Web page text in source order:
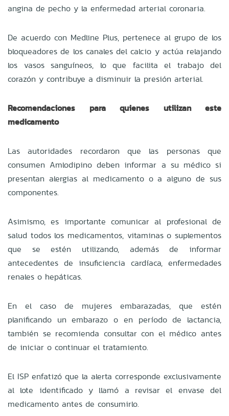
angina de pecho y la enfermedad arterial coronaria.
De acuerdo con Medline Plus, pertenece al grupo de los
bloqueadores de los canales del calcio y actúa relajando
los vasos sanguíneos, lo que facilita el trabajo del
corazón y contribuye a disminuir la presión arterial.
Recomendaciones para quienes utilizan este
medicamento
Las autoridades recordaron que las personas que
consumen Amlodipino deben informar a su médico si
presentan alergias al medicamento o a alguno de sus
componentes.
Asimismo, es importante comunicar al profesional de
salud todos los medicamentos, vitaminas o suplementos
que se estén utilizando, además de informar
antecedentes de insuficiencia cardíaca, enfermedades
renales o hepáticas.
En el caso de mujeres embarazadas, que estén
planificando un embarazo o en período de lactancia,
también se recomienda consultar con el médico antes
de iniciar o continuar el tratamiento.
El ISP enfatizó que la alerta corresponde exclusivamente
al lote identificado y llamó a revisar el envase del
medicamento antes de consumirlo.